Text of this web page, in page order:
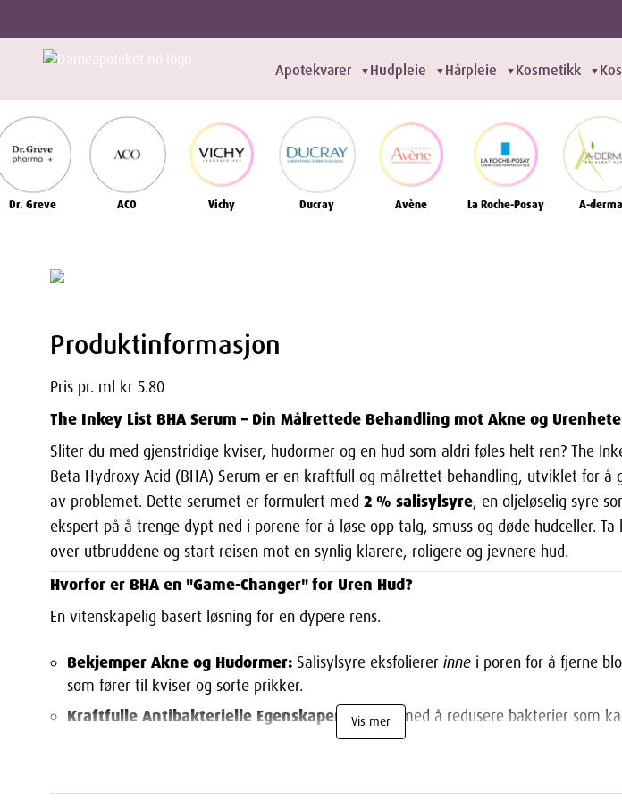
Apotekvarer ▼ Hudpleie ▼ Hårpleie ▼ Kosmetikk ▼
Dr. Greve ACO Vichy Ducray Avène La Roche-Posay A-derma
Produktinformasjon
Pris pr. ml kr 5.80
The Inkey List BHA Serum – Din Målrettede Behandling mot Akne og
Sliter du med gjenstridige kviser, hudormer og en hud som aldri føles helt ren? The
Beta Hydroxy Acid (BHA) Serum er en kraftfull og målrettet behandling, utviklet for å
av problemet. Dette serumet er formulert med 2 % salisylsyre, en oljeløselig syre
ekspert på å trenge dypt ned i porene for å løse opp talg, smuss og døde hudceller. Ta
over utbruddene og start reisen mot en synlig klarere, roligere og jevnere hud.
Hvorfor er BHA en "Game-Changer" for Uren Hud?
En vitenskapelig basert løsning for en dypere rens.
Bekjemper Akne og Hudormer: Salisylsyre eksfoliererinne i poren for å fjerne
som fører til kviser og sorte prikker.
Kraftfulle Antibakterielle Egenskaper:
Hjelper med å redusere bakterier som
blank hud og færre fremtidige utbrudd.
Vis mer